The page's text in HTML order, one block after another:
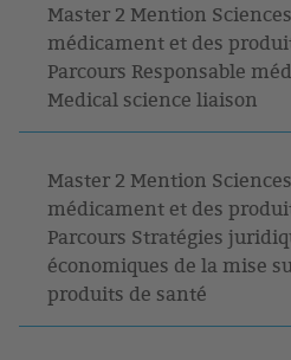
Master 2 Mention
médicament et des
Parcours Responsable
Medical science liaison
Master 2 Mention
médicament et des
Parcours Stratégies
économiques de la mise
produits de santé